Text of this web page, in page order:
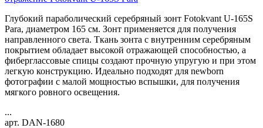
Глубокий параболический серебряный зонт Fotokvant U-165S
Para, диаметром 165 см. Зонт применяется для получения
направленного света. Ткань зонта с внутренним серебряным
покрытием обладает высокой отражающей способностью, а
фиберглассовые спицы создают прочную упругую и при этом
легкую конструкцию. Идеально подходят для newborn
фотографии с малой мощностью вспышки, для получения
мягкого ровного освещения.
...
арт. DAN-1680